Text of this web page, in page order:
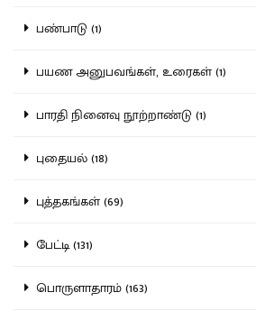
பண்பாடு (1)
பயண அனுபவங்கள், உரைகள் (1)
பாரதி நினைவு நூற்றாண்டு (1)
புதையல் (18)
புத்தகங்கள் (69)
பேட்டி (131)
பொருளாதாரம் (163)